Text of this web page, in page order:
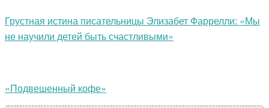
Грустная истина писательницы Элизабет Фаррелли: «Мы
не научили детей быть счастливыми»
«Подвешенный кофе»